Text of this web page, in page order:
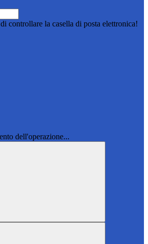
controllare la casella di posta elettronica!
dell'operazione...